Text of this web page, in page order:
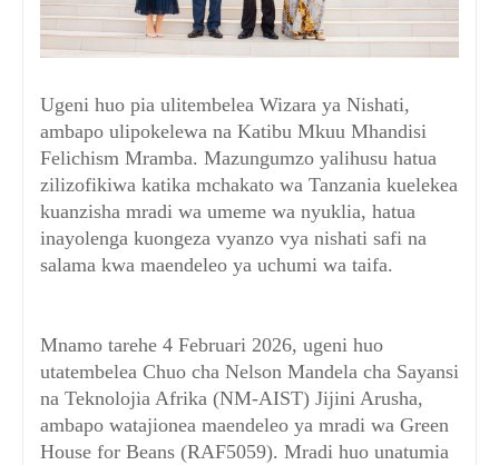
Ugeni huo pia ulitembelea Wizara ya Nishati,
ambapo ulipokelewa na Katibu Mkuu Mhandisi
Felichism Mramba. Mazungumzo yalihusu hatua
zilizofikiwa katika mchakato wa Tanzania kuelekea
kuanzisha mradi wa umeme wa nyuklia, hatua
inayolenga kuongeza vyanzo vya nishati safi na
salama kwa maendeleo ya uchumi wa taifa.
Mnamo tarehe 4 Februari 2026, ugeni huo
utatembelea Chuo cha Nelson Mandela cha Sayansi
na Teknolojia Afrika (NM-AIST) Jijini Arusha,
ambapo watajionea maendeleo ya mradi wa Green
House for Beans (RAF5059). Mradi huo unatumia